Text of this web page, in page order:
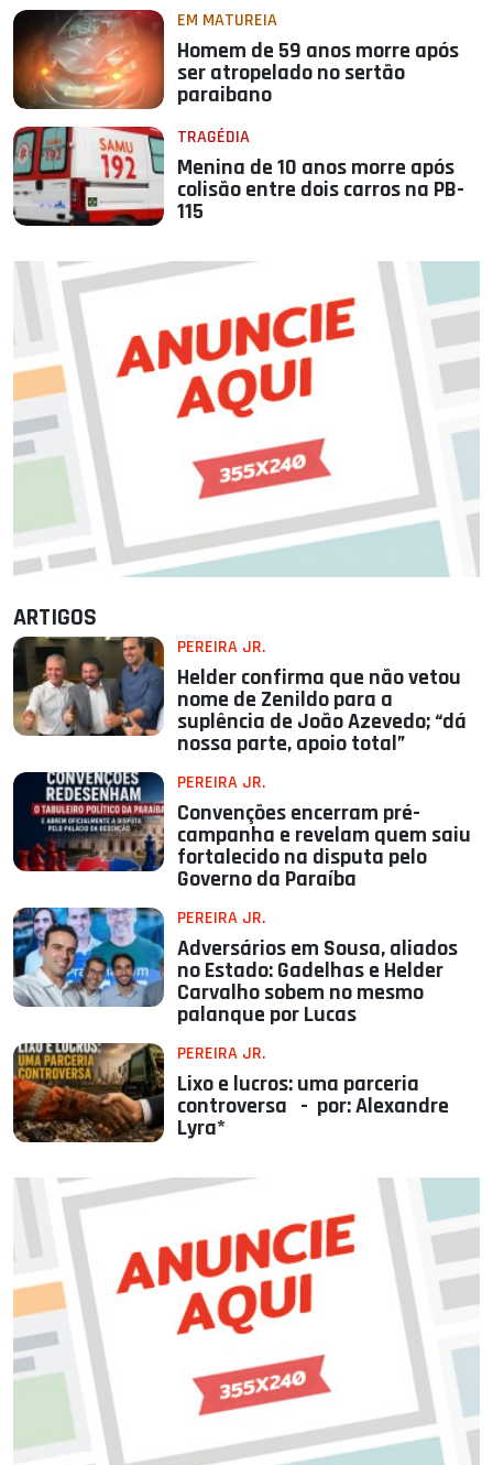
EM MATUREIA
Homem de 59 anos morre após
ser atropelado no sertão
paraibano
TRAGÉDIA
Menina de 10 anos morre após
colisão entre dois carros na PB-
115
ARTIGOS
PEREIRA JR.
Helder confirma que não vetou
nome de Zenildo para a
suplência de João Azevedo; “dá
nossa parte, apoio total”
PEREIRA JR.
Convenções encerram pré-
campanha e revelam quem saiu
fortalecido na disputa pelo
Governo da Paraíba
PEREIRA JR.
Adversários em Sousa, aliados
no Estado: Gadelhas e Helder
Carvalho sobem no mesmo
palanque por Lucas
PEREIRA JR.
Lixo e lucros: uma parceria
controversa - por: Alexandre
Lyra*